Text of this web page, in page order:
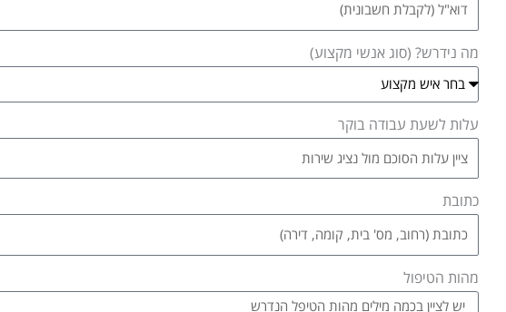
מה נידרש? (סוג אנשי מקצוע)
עלות לשעת עבודה בוקר
כתובת
מהות הטיפול